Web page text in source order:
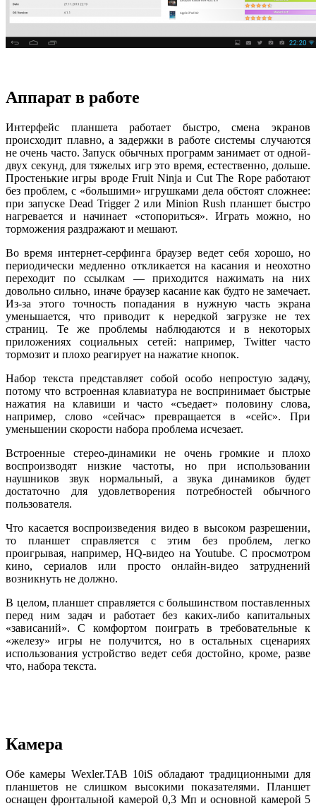
Аппарат в работе
Интерфейс планшета работает быстро, смена экранов
происходит плавно, а задержки в работе системы случаются
не очень часто. Запуск обычных программ занимает от одной-
двух секунд, для тяжелых игр это время, естественно, дольше.
Простенькие игры вроде Fruit Ninja и Cut The Rope работают
без проблем, с «большими» игрушками дела обстоят сложнее:
при запуске Dead Trigger 2 или Minion Rush планшет быстро
нагревается и начинает «стопориться». Играть можно, но
торможения раздражают и мешают.
Во время интернет-серфинга браузер ведет себя хорошо, но
периодически медленно откликается на касания и неохотно
переходит по ссылкам — приходится нажимать на них
довольно сильно, иначе браузер касание как будто не замечает.
Из-за этого точность попадания в нужную часть экрана
уменьшается, что приводит к нередкой загрузке не тех
страниц. Те же проблемы наблюдаются и в некоторых
приложениях социальных сетей: например, Twitter часто
тормозит и плохо реагирует на нажатие кнопок.
Набор текста представляет собой особо непростую задачу,
потому что встроенная клавиатура не воспринимает быстрые
нажатия на клавиши и часто «съедает» половину слова,
например, слово «сейчас» превращается в «сейс». При
уменьшении скорости набора проблема исчезает.
Встроенные стерео-динамики не очень громкие и плохо
воспроизводят низкие частоты, но при использовании
наушников звук нормальный, а звука динамиков будет
достаточно для удовлетворения потребностей обычного
пользователя.
Что касается воспроизведения видео в высоком разрешении,
то планшет справляется с этим без проблем, легко
проигрывая, например, HQ-видео на Youtube. С просмотром
кино, сериалов или просто онлайн-видео затруднений
возникнуть не должно.
В целом, планшет справляется с большинством поставленных
перед ним задач и работает без каких-либо капитальных
«зависаний». С комфортом поиграть в требовательные к
«железу» игры не получится, но в остальных сценариях
использования устройство ведет себя достойно, кроме, разве
что, набора текста.
Камера
Обе камеры Wexler.TAB 10iS обладают традиционными для
планшетов не слишком высокими показателями. Планшет
оснащен фронтальной камерой 0,3 Мп и основной камерой 5